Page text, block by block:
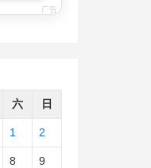
广告
六 日
1 2
8 9